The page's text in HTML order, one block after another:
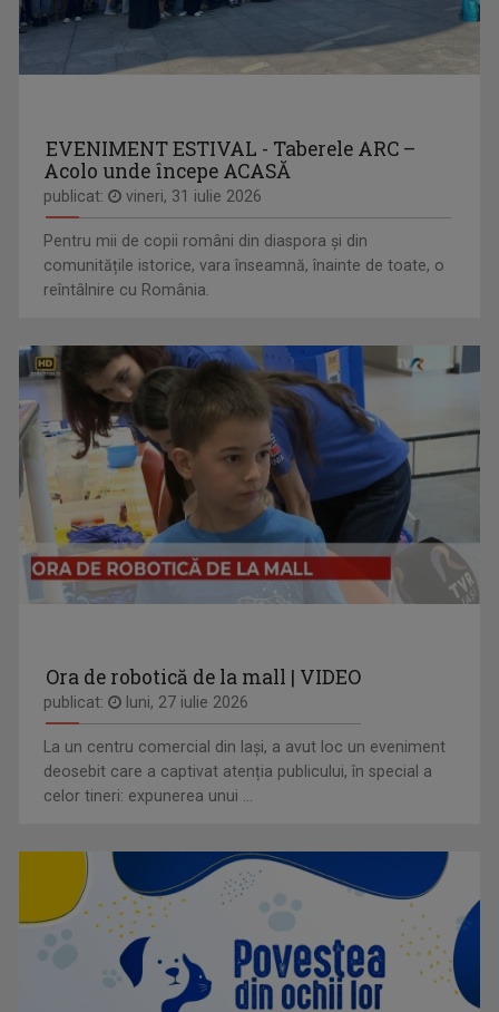
EVENIMENT ESTIVAL - Taberele ARC –
Acolo unde începe ACASĂ
publicat: vineri, 31 iulie 2026
Pentru mii de copii români din diaspora și din
comunitățile istorice, vara înseamnă, înainte de toate, o
reîntâlnire cu România.
Ora de robotică de la mall | VIDEO
publicat: luni, 27 iulie 2026
La un centru comercial din Iași, a avut loc un eveniment
deosebit care a captivat atenția publicului, în special a
celor tineri: expunerea unui ...